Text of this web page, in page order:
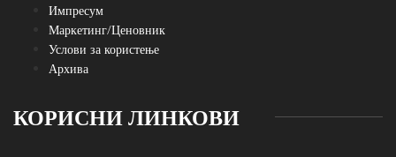
Импресум
Маркетинг/Ценовник
Услови за користење
Архива
КОРИСНИ ЛИНКОВИ